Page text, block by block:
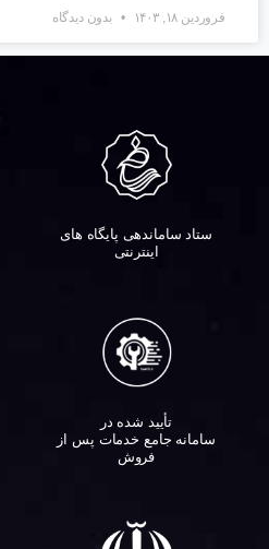
فروردین ۱۸, ۱۴۰۳ بدون دیدگاه
ستاد ساماندهی پایگاه های
اینترنتی
تأیید شده در
سامانه جامع خدمات پس از
فروش